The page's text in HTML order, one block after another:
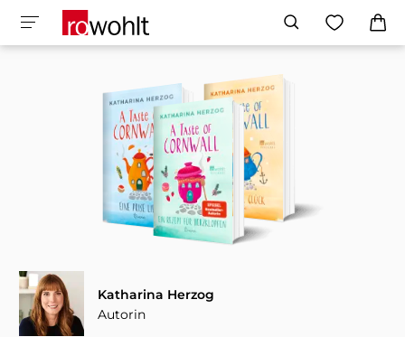
Katharina Herzog
Autorin